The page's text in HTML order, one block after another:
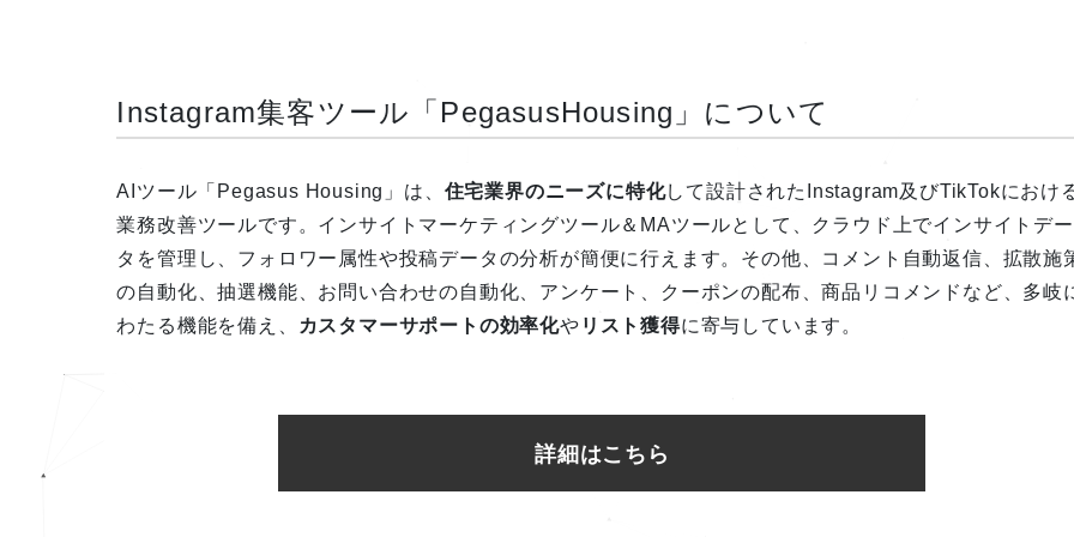
Instagram集客ツール「PegasusHousing」について
AIツール「Pegasus Housing」は、 住宅業界のニーズに特化して設計されたInstagram及びTikTokにおけ
業務改善ツールです。インサイトマーケティングツール＆MAツールとして、クラウド上でインサイトデー
タを管理し、フォロワー属性や投稿データの分析が簡便に行えます。その他、コメント自動返信、拡散施
の自動化、抽選機能、お問い合わせの自動化、アンケート、クーポンの配布、商品リコメンドなど、多岐
わたる機能を備え、
カスタマーサポートの効率化や リスト獲得に寄与しています。
詳細はこちら